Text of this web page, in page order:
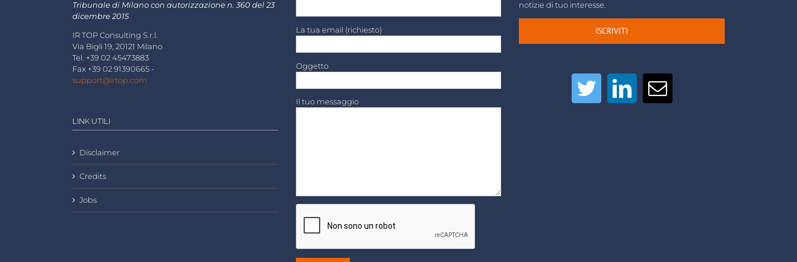
Tribunale di Milano con autorizzazione n. 360 del 23
dicembre 2015
IR TOP Consulting S.r.l.
Via Bigli 19, 20121 Milano
Tel. +39 02 45473883
Fax +39 02 91390665 -
support@irtop.com
LINK UTILI
Disclaimer
Credits
Jobs
La tua email (richiesto)
Oggetto
Il tuo messaggio
notizie di tuo interesse.
ISCRIVITI